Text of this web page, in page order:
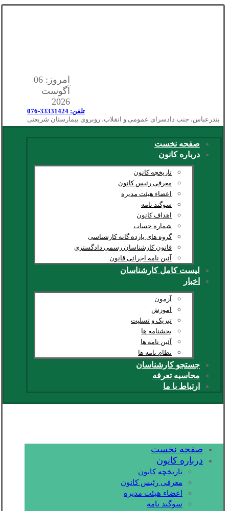
امروز: 06
آگوست
2026
تلفن: 33331424-076
بندرعباس، جنب دادسرای عمومی و انقلاب، روبروی بیمارستان شریعتی
صفحه نخست
درباره کانون
تاریخچه کانون
معرفی رئیس کانون
اعضاء هیئت مدیره
سوگند نامه
اهداف کانون
شماره حساب
گروه های یازده گانه کارشناسی
قانون کارشناسان رسمی دادگستری
آئین نامه اجرائی قانون
لیست کامل کارشناسان
اخبار
آزمون
آموزش
تبریک و تسلیت
بخشنامه ها
آئین نامه ها
نظام نامه ها
جستجو کارشناسان
محاسبه تعرفه
ارتباط با ما
صفحه نخست
درباره کانون
تاریخچه کانون
معرفی رئیس کانون
اعضاء هیئت مدیره
سوگند نامه